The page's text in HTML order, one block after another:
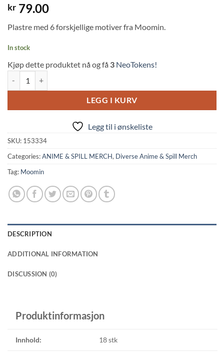
kr 79.00
Plastre med 6 forskjellige motiver fra Moomin.
In stock
Kjøp dette produktet nå og få 3 NeoTokens!
LEGG I KURV
Legg til i ønskeliste
SKU: 153334
Categories:ANIME & SPILL MERCH, Diverse Anime & Spill Merch
Tag: Moomin
DESCRIPTION
ADDITIONAL INFORMATION
DISCUSSION (0)
Produktinformasjon
Innhold: 18 stk